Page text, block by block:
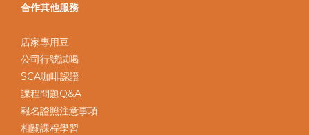
合作其他服務
店家專用豆
公司行號試喝
SCA咖啡認證
課程問題Q&A
報名證照注意事項
相關課程學習